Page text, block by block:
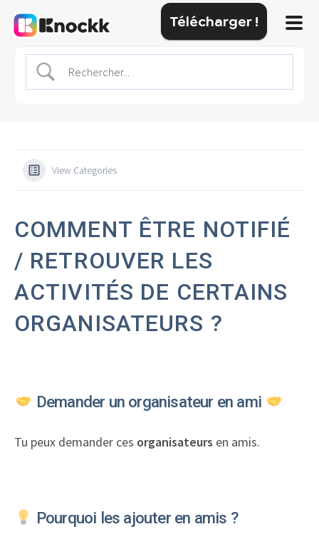
Télécharger !
View Categories
COMMENT ÊTRE NOTIFIÉ
/ RETROUVER LES
ACTIVITÉS DE CERTAINS
ORGANISATEURS ?
Demander un organisateur en ami
Tu peux demander ces organisateurs en amis.
Pourquoi les ajouter en amis ?